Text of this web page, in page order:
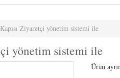
Ziyaretçi yönetim sistemi ile
yönetim sistemi ile
Ürün